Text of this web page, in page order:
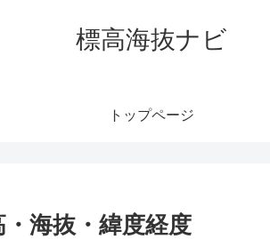
標高海抜ナビ
トップページ
海抜・緯度経度